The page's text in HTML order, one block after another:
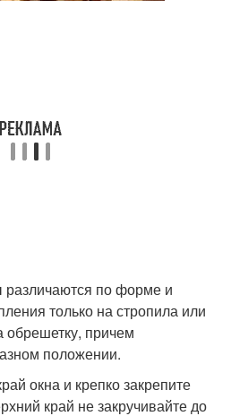
по форме и
только на стропила или
обрешетку, причем
положении.
окна и крепко закрепите
край не закручивайте до